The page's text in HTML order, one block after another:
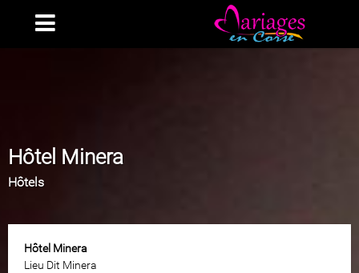
Hôtel Minera
Hôtels
Hôtel Minera
Lieu Dit Minera